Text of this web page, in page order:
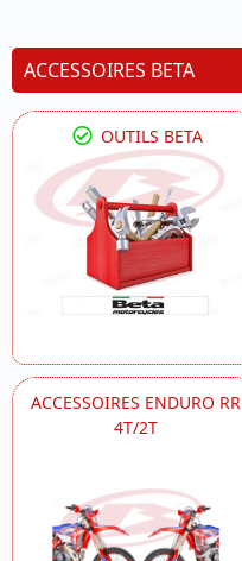
ACCESSOIRES BETA
OUTILS BETA
ACCESSOIRES ENDURO RR
4T/2T